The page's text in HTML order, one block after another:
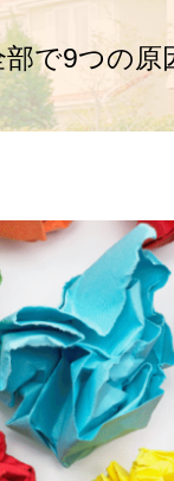
で9つの原